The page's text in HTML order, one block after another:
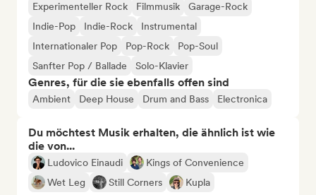
Experimenteller Rock
Filmmusik
Garage-Rock
Indie-Pop
Indie-Rock
Instrumental
Internationaler Pop
Pop-Rock
Pop-Soul
Sanfter Pop / Ballade
Solo-Klavier
Genres, für die sie ebenfalls offen sind
Ambient Deep House Drum and Bass Electronica
Du möchtest Musik erhalten, die ähnlich ist wie
die von...
Ludovico Einaudi
Kings of Convenience
Wet Leg
Still Corners Kupla